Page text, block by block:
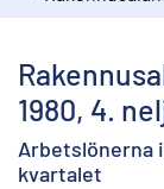
1980, 4.
Arbetslönerna
kvartalet